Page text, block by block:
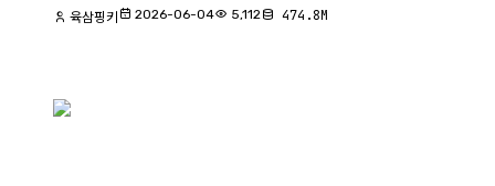
육삼핑키 2026-06-04 5,112 474.8M